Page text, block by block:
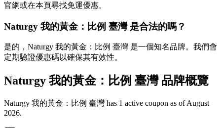
官網或在本頁尋找免運優惠。
Naturgy 我的黃金：比例 臺灣 是合法的嗎？
是的，Naturgy 我的黃金：比例 臺灣 是一個知名品牌。我們會
定期驗證優惠碼以確保其有效性。
Naturgy 我的黃金：比例 臺灣 品牌概覽
Naturgy 我的黃金：比例 臺灣 has 1 active coupon as of August
2026.